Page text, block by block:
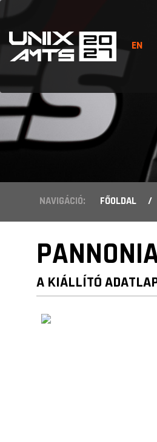
EN
NAVIGÁCIÓ: FŐOLDAL /
A KIÁLLÍTÓ